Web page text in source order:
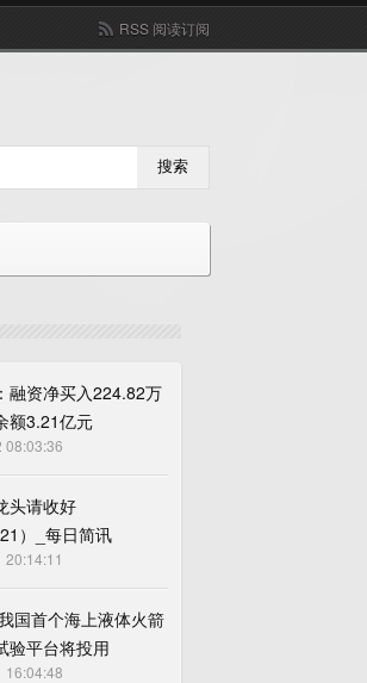
RSS 阅读订阅
搜索
融资净买入224.82万
额3.21亿元
08:03:36
头请收好
21）_每日简讯
国首个海上液体火箭
验平台将投用
16:04:48